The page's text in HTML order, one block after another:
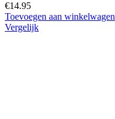
€14.95
Toevoegen aan winkelwagen
Vergelijk